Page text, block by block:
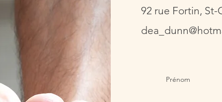
92 rue Fortin,
Prénom